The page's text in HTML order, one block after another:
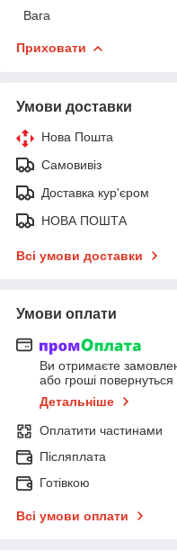
Вага
Приховати
Умови доставки
Нова Пошта
Самовивіз
Доставка кур'єром
НОВА ПОШТА
Всі умови доставки
Умови оплати
Ви отримаєте
або гроші
Детальніше
Оплатити частинами
Післяплата
Готівкою
Всі умови оплати